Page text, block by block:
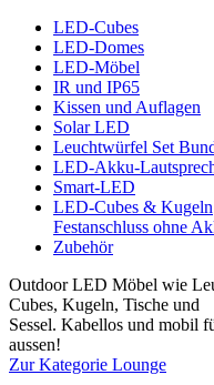
LED-Cubes
LED-Domes
LED-Möbel
IR und IP65
Kissen und Auflagen
Solar LED
Leuchtwürfel Set
LED-Akku-
Smart-LED
LED-Cubes & Kugeln
Festanschluss ohne
Zubehör
Outdoor LED Möbel wie
Cubes, Kugeln, Tische und
Sessel. Kabellos und mobil
aussen!
Zur Kategorie Lounge